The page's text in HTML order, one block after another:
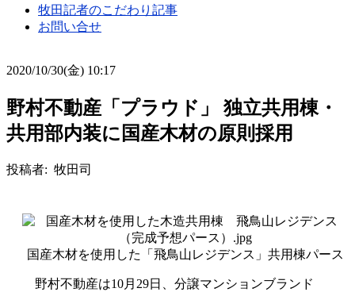
牧田記者のこだわり記事
お問い合せ
2020/10/30(金) 10:17
野村不動産「プラウド」 独立共用棟・
共用部内装に国産木材の原則採用
投稿者: 牧田司
国産木材を使用した「飛鳥山レジデンス」共用棟パース
野村不動産は10月29日、分譲マンションブランド